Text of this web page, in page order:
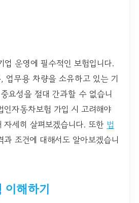
업 운영에 필수적인 보험입니다.
업무용 차량을 소유하고 있는 기
요성을 절대 간과할 수 없습니
자동차보험 가입 시 고려해야
세히 살펴보겠습니다. 또한 법
과 조건에 대해서도 알아보겠습니
이해하기